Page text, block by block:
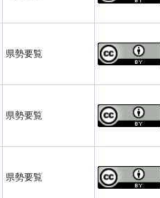
県勢要覧
県勢要覧
県勢要覧